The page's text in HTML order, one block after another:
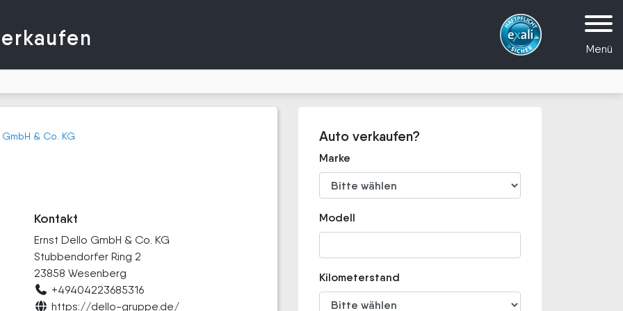
Menü
& Co. KG
Kontakt
Ernst Dello GmbH & Co. KG
Stubbendorfer Ring 2
23858 Wesenberg
+49404223685316
https://dello-gruppe.de/
Auto verkaufen?
Marke
Modell
Kilometerstand